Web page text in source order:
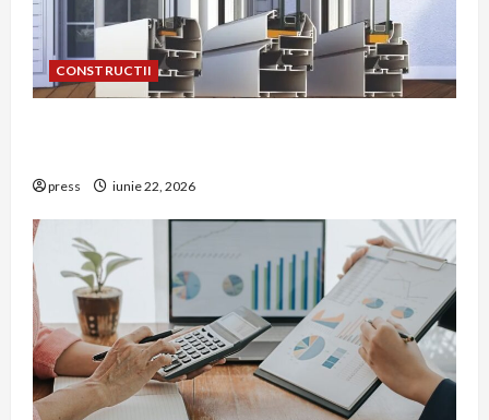
CONSTRUCTII
press iunie 22, 2026